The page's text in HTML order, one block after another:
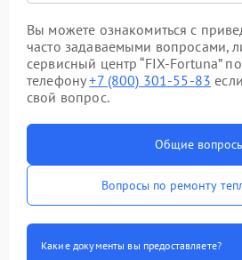
Вы можете ознакомиться с
часто задаваемыми вопросами,
сервисный центр “FIX-Fortuna”
телефону+7 (800) 301-55-83
свой вопрос.
Общие
Вопросы по ремонту
Какие документы вы предоставляете?